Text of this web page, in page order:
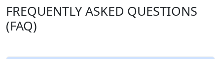
FREQUENTLY ASKED QUESTIONS
(FAQ)